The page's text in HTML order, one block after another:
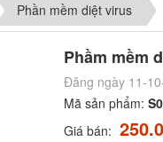
Phần mềm diệt virus
Phầm mềm
Đăng ngày 11-
Mã sản phẩm:
Giá bán: